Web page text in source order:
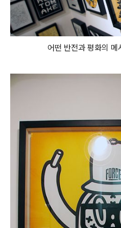
어떤 반전과 평화의 메